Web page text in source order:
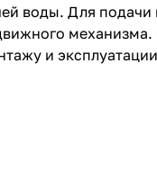
20SM золото
20SM золото
воды. Для
и